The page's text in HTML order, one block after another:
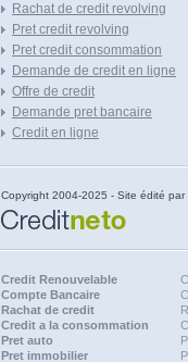
Rachat de credit revolving
Pret credit revolving
Pret credit consommation
Demande de credit en ligne
Offre de credit
Demande pret bancaire
Credit en ligne
Copyright 2004-2025 - Site édité par
Credit Renouvelable
Compte Bancaire
Rachat de credit
Credit a la consommation
Pret auto
Pret immobilier